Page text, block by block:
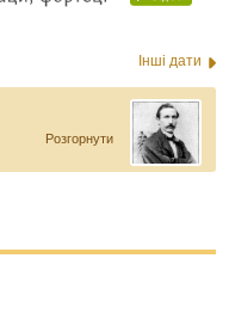
Інші дати
Розгорнути